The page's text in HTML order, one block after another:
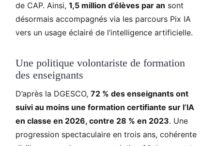
de CAP. Ainsi, 1,5 million d’élèves par an sont
désormais accompagnés via les parcours Pix IA
vers un usage éclairé de l’intelligence artificielle.
Une politique volontariste de formation
des enseignants
D’après la DGESCO, 72 % des enseignants ont
suivi au moins une formation certifiante sur l’IA
en classe en 2026, contre 28 % en 2023. Une
progression spectaculaire en trois ans, cohérente